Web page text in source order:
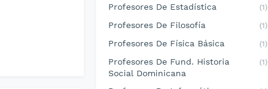
Profesores De Estadística (1)
Profesores De Filosofía (1)
Profesores De Física Básica (1)
Profesores De Fund. Historia
Social Dominicana
(1)